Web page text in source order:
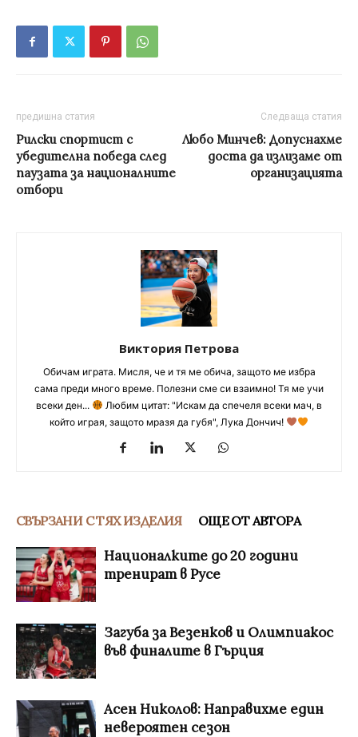
предишна статия
Рилски спортист с
убедителна победа след
паузата за националните
отбори
Следваща статия
Любо Минчев: Допуснахме
доста да излизаме от
организацията
Виктория Петрова
Обичам играта. Мисля, че и тя ме обича, защото ме избра
сама преди много време. Полезни сме си взаимно! Тя ме учи
всеки ден...
Любим цитат: "Искам да спечеля всеки мач, в
който играя, защото мразя да губя", Лука Дончич!
СВЪРЗАНИ С ТЯХ ИЗДЕЛИЯ ОЩЕ ОТ АВТОРА
Националките до 20 години
тренират в Русе
Загуба за Везенков и Олимпиакос
във финалите в Гърция
Асен Николов: Направихме един
невероятен сезон